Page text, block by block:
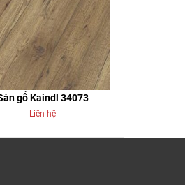
gỗ Kaindl 34073
Liên hệ